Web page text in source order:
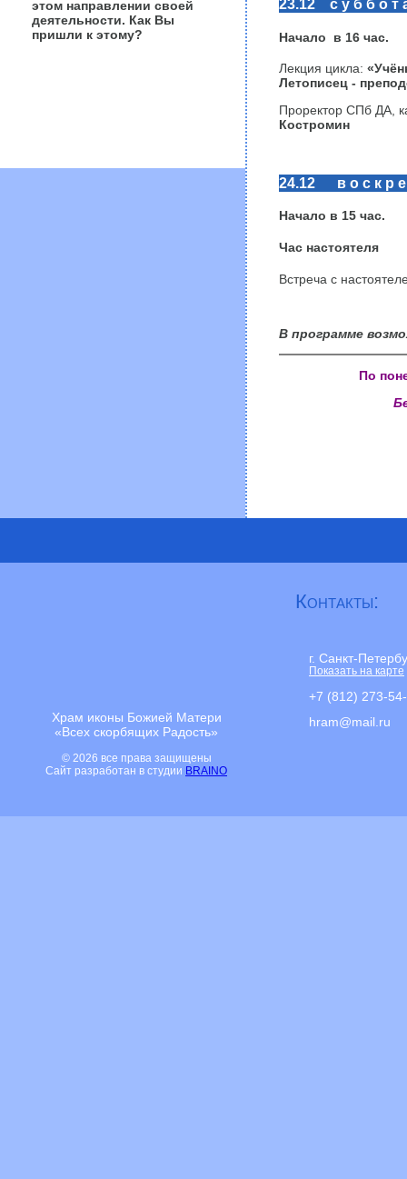
23.12 с у б б о т
Начало в 16 час.
Лекция цикла:
Летописец -
Проректор СПб ДА,
Костромин
24.12 в о с к р е
Начало в 15 час.
Час настоятеля
Встреча с
В программе
По
этом направлении своей
деятельности. Как Вы
пришли к этому?
Храм иконы Божией Матери
«Всех скорбящих Радость»
© 2026 все права защищены
Сайт разработан в студии BRAINO
Контакты:
г. Санкт-
Показать на карте
+7 (812) 273-
hram@mail.ru